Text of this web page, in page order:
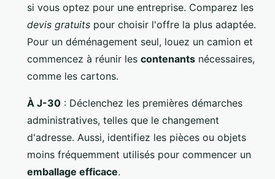
si vous optez pour une entreprise. Comparez les
devis gratuits pour choisir l'offre la plus adaptée.
Pour un déménagement seul, louez un camion et
commencez à réunir les contenants nécessaires,
comme les cartons.
À J-30 : Déclenchez les premières démarches
administratives, telles que le changement
d'adresse. Aussi, identifiez les pièces ou objets
moins fréquemment utilisés pour commencer un
emballage efficace.